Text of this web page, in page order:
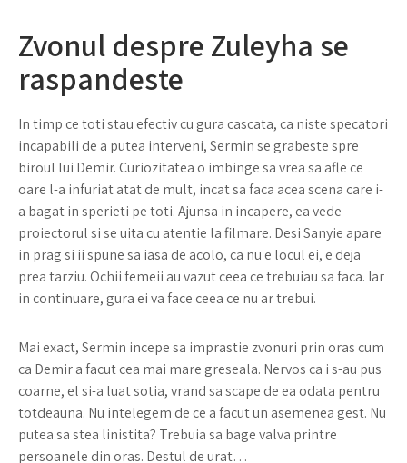
Zvonul despre Zuleyha se
raspandeste
In timp ce toti stau efectiv cu gura cascata, ca niste specatori
incapabili de a putea interveni, Sermin se grabeste spre
biroul lui Demir. Curiozitatea o imbinge sa vrea sa afle ce
oare l-a infuriat atat de mult, incat sa faca acea scena care i-
a bagat in sperieti pe toti. Ajunsa in incapere, ea vede
proiectorul si se uita cu atentie la filmare. Desi Sanyie apare
in prag si ii spune sa iasa de acolo, ca nu e locul ei, e deja
prea tarziu. Ochii femeii au vazut ceea ce trebuiau sa faca. Iar
in continuare, gura ei va face ceea ce nu ar trebui.
Mai exact, Sermin incepe sa imprastie zvonuri prin oras cum
ca Demir a facut cea mai mare greseala. Nervos ca i s-au pus
coarne, el si-a luat sotia, vrand sa scape de ea odata pentru
totdeauna. Nu intelegem de ce a facut un asemenea gest. Nu
putea sa stea linistita? Trebuia sa bage valva printre
persoanele din oras. Destul de urat…